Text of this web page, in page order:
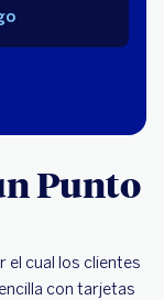
Punto
el cual los clientes
con tarjetas